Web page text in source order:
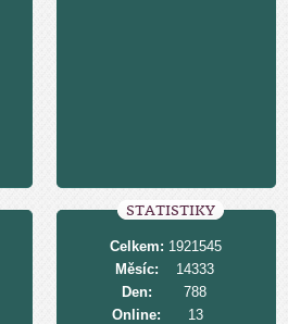
STATISTIKY
Online: 13
Celkem: 1921545
Měsíc:
14333
Den:
788